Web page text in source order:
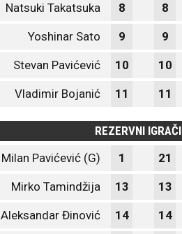
Natsuki Takatsuka 8 8
Yoshinar Sato 9 9
Stevan Pavićević 10 10
Vladimir Bojanić 11 11
REZERVNI IGRAČI
Milan Pavićević (G)
1 21
Mirko Tamindžija 13 13
Aleksandar Đinović 14 14